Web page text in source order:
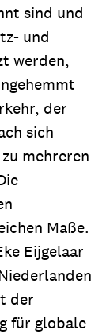
sind und
und
werden,
der
sich
mehreren
Maße.
Eijgelaar
der
für globale